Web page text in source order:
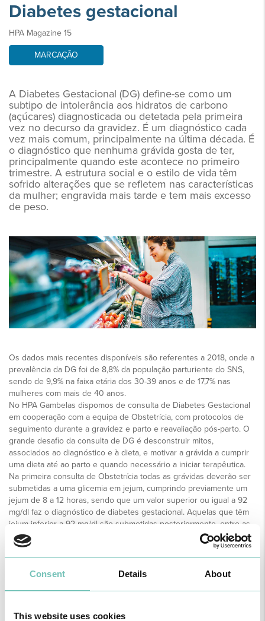
Consent Details About
This website uses cookies
Diabetes gestacional
HPA Magazine 15
MARCAÇÃO
A Diabetes Gestacional (DG) define-se como um
subtipo de intolerância aos hidratos de carbono
(açúcares) diagnosticada ou detetada pela primeira
vez no decurso da gravidez. É um diagnóstico cada
vez mais comum, principalmente na última década. É
o diagnóstico que nenhuma grávida gosta de ter,
principalmente quando este acontece no primeiro
trimestre. A estrutura social e o estilo de vida têm
sofrido alterações que se refletem nas características
da mulher; engravida mais tarde e tem mais excesso
de peso.
Os dados mais recentes disponíveis são referentes a 2018, onde a
prevalência da DG foi de 8,8% da população parturiente do SNS,
sendo de 9,9% na faixa etária dos 30-39 anos e de 17,7% nas
mulheres com mais de 40 anos.
No HPA Gambelas dispomos de consulta de Diabetes Gestacional
em cooperação com a equipa de Obstetrícia, com protocolos de
seguimento durante a gravidez e parto e reavaliação pós-parto. O
grande desafio da consulta de DG é desconstruir mitos,
associados ao diagnóstico e à dieta, e motivar a grávida a cumprir
uma dieta até ao parto e quando necessário a iniciar terapêutica.
Na primeira consulta de Obstetrícia todas as grávidas deverão ser
submetidas a uma glicemia em jejum, cumprindo previamente um
jejum de 8 a 12 horas, sendo que um valor superior ou igual a 92
mg/dl faz o diagnóstico de diabetes gestacional. Aquelas que têm
jejum inferior a 92 mg/dl são submetidas posteriormente, entre as
24-28 semanas, a prova de tolerância à glicose oral, cumprindo
critério de diagnóstico a existência de um ou mais valores
alterados.
A partir do diagnóstico, a grávida inicia pesquisa da glicemia capilar
preferência após uma refeição e sempre que não há